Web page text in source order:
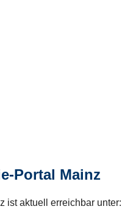
Portal Mainz
ist aktuell erreichbar unter: